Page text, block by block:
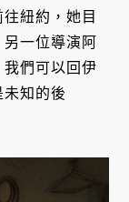
紐約，她目
一位導演阿
們可以回伊
知的後